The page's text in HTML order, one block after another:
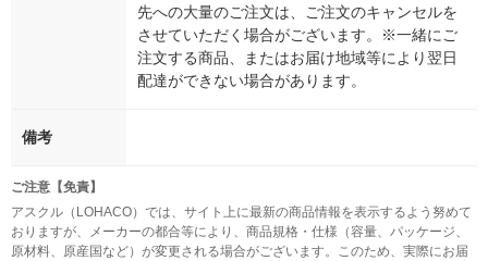
先への大量のご注文は、ご注文のキャンセルを
させていただく場合がございます。※一緒にご
注文する商品、またはお届け地域等により翌日
配達ができない場合があります。
備考
ご注意【免責】
アスクル（LOHACO）では、サイト上に最新の商品情報を表示するよう努めて
おりますが、メーカーの都合等により、商品規格・仕様（容量、パッケージ、
原材料、原産国など）が変更される場合がございます。このため、実際にお届